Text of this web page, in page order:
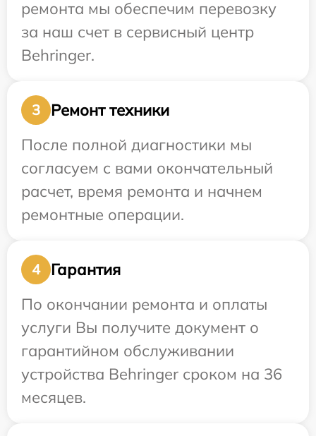
ремонта мы обеспечим перевозку
за наш счет в сервисный центр
Behringer.
3
Ремонт техники
После полной диагностики мы
согласуем с вами окончательный
расчет, время ремонта и начнем
ремонтные операции.
4
Гарантия
По окончании ремонта и оплаты
услуги Вы получите документ о
гарантийном обслуживании
устройства Behringer сроком на 36
месяцев.